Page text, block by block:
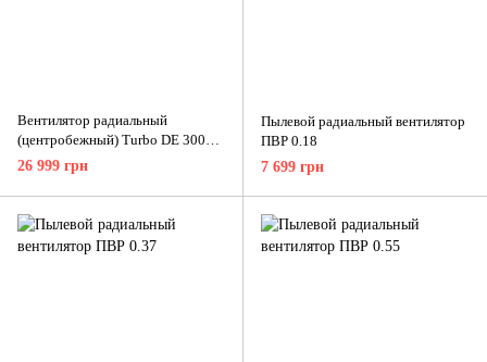
Вентилятор радиальный
(центробежный) Turbo DE 300
380В
26 999 грн
Пылевой радиальный вентилятор
ПВР 0.18
7 699 грн